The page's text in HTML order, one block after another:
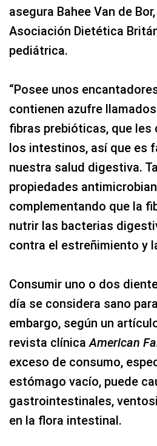
asegura Bahee Van de
Asociación Dietética
pediátrica.
“Posee unos
contienen azufre
fibras prebióticas, que les
los intestinos, así que es
nuestra salud digestiva.
propiedades
complementando que la
nutrir las bacterias
contra el estreñimiento y
Consumir uno o dos
día se considera sano
embargo, según un
revista clínicaAmerican
exceso de consumo,
estómago vacío, puede
gastrointestinales,
en la flora intestinal.